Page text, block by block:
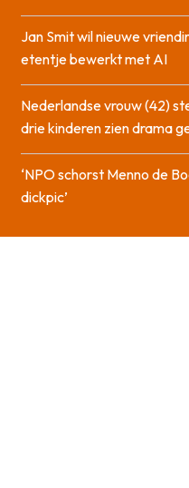
Jan Smit wil nieuwe
etentje bewerkt met AI
Nederlandse vrouw (42)
drie kinderen zien drama
‘NPO schorst Menno de
dickpic’